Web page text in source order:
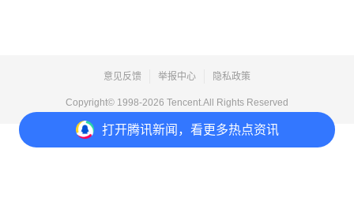
打开腾讯新闻，看更多热点资讯
意见反馈 举报中心 隐私政策
Copyright© 1998-2026 Tencent.All Rights Reserved